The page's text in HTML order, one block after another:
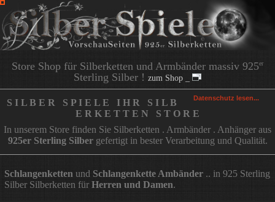
Store Shop für Silberketten und Armbänder massiv 925er
Sterling Silber ! zum Shop _
Datenschutz lesen...
S I L B E R S P I E L E I H R S I L B
E R K E T T E N S T O R E
In unserem Store finden Sie Silberketten . Armbänder . Anhänger aus
925er Sterling Silbergefertigt in bester Verarbeitung und Qualität.
Schlangenketten und Schlangenkette Ambänder .. in 925 Sterling
Silber Silberketten für Herren und Damen.